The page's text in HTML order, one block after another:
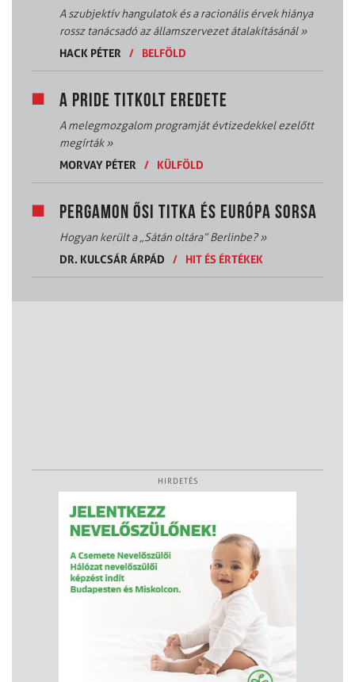
A szubjektív hangulatok és a racionális érvek hiánya
rossz tanácsadó az államszervezet átalakításánál»
HACK PÉTER
/ BELFÖLD
A PRIDE TITKOLT EREDETE
A melegmozgalom programját évtizedekkel ezelőtt
megírták»
MORVAY PÉTER
/ KÜLFÖLD
PERGAMON ŐSI TITKA ÉS EURÓPA SORSA
Hogyan került a „Sátán oltára” Berlinbe?»
DR. KULCSÁR ÁRPÁD
/ HIT ÉS ÉRTÉKEK
HIRDETÉS